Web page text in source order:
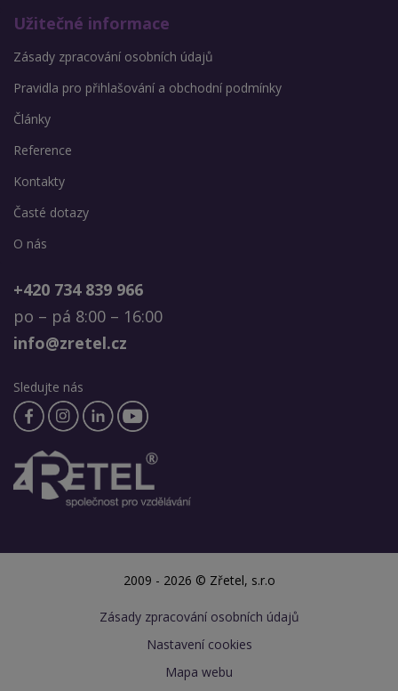
Užitečné informace
Zásady zpracování osobních údajů
Pravidla pro přihlašování a obchodní podmínky
Články
Reference
Kontakty
Časté dotazy
O nás
+420 734 839 966
po – pá 8:00 – 16:00
info@zretel.cz
Sledujte nás
2009 - 2026 © Zřetel, s.r.o
Zásady zpracování osobních údajů
Nastavení cookies
Mapa webu